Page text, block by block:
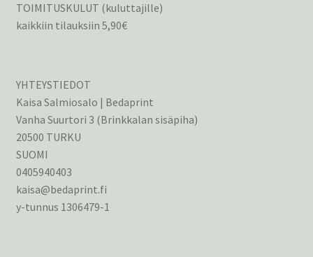
TOIMITUSKULUT (kuluttajille)
kaikkiin tilauksiin 5,90€
YHTEYSTIEDOT
Kaisa Salmiosalo | Bedaprint
Vanha Suurtori 3 (Brinkkalan sisäpiha)
20500 TURKU
SUOMI
0405940403
kaisa@bedaprint.fi
y-tunnus 1306479-1